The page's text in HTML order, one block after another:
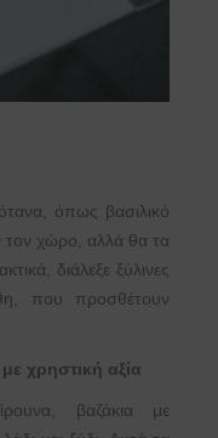
όπως βασιλικό
χώρο, αλλά θα τα
διάλεξε ξύλινες
που προσθέτουν
χρηστική αξία
βαζάκια με